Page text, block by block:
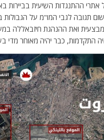
אתרי ההתנגדות השיעית
תגובה לגבי המו"מ על הגבולות
ואת ההנהגת חיזבאללה
התקדמות, כבר יהיה מאוחר מדי